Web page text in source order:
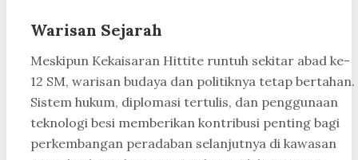
Warisan Sejarah
Meskipun Kekaisaran Hittite runtuh sekitar abad ke-
12 SM, warisan budaya dan politiknya tetap bertahan.
Sistem hukum, diplomasi tertulis, dan penggunaan
teknologi besi memberikan kontribusi penting bagi
perkembangan peradaban selanjutnya di kawasan